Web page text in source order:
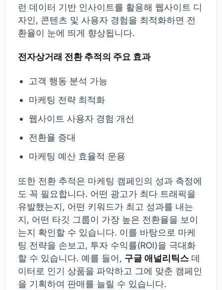
런 데이터 기반 인사이트를 활용해 웹사이트 디
자인, 콘텐츠 및 사용자 경험을 최적화하면 전
환율이 눈에 띄게 향상됩니다.
전자상거래 전환 추적의 주요 효과
고객 행동 분석 가능
마케팅 전략 최적화
웹사이트 사용자 경험 개선
전환율 증대
마케팅 예산 효율적 운용
또한 전환 추적은 마케팅 캠페인의 성과 측정에
도 꼭 필요합니다. 어떤 광고가 최다 트래픽을
유발했는지, 어떤 키워드가 최고 성과를 내는
지, 어떤 타깃 그룹이 가장 높은 전환율을 보이
는지 확인할 수 있습니다. 이를 바탕으로 마케
팅 전략을 손보고, 투자 수익률(ROI)을 극대화
할 수 있습니다. 예를 들어, 구글 애널리틱스 데
이터로 인기 상품을 파악하고 그에 맞춘 캠페인
을 기획하여 판매를 늘릴 수 있습니다.